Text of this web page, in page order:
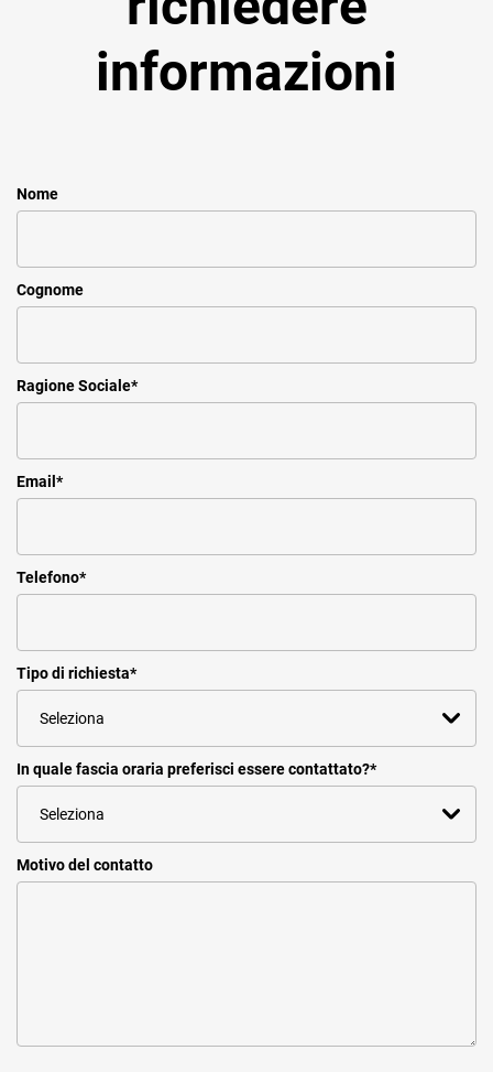
informazioni
Nome
Cognome
Ragione Sociale*
Email *
Telefono*
Tipo di richiesta*
In quale fascia oraria preferisci essere contattato?*
Motivo del contatto